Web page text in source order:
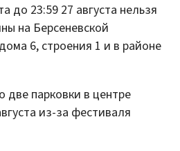
до 23:59 27 августа нельзя
на Берсеневской
6, строения 1 и в районе
две парковки в центре
из-за фестиваля